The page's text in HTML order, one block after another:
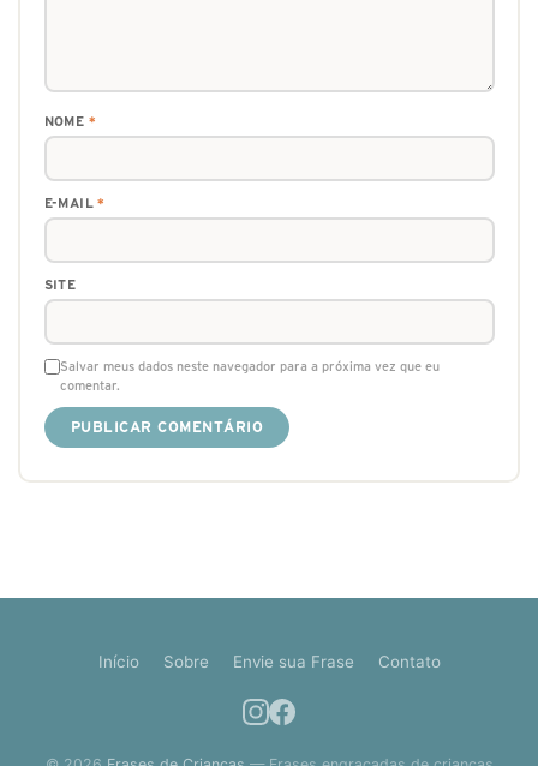
NOME *
E-MAIL*
SITE
Salvar meus dados neste navegador para a próxima vez que eu
comentar.
Início Sobre Envie sua Frase Contato